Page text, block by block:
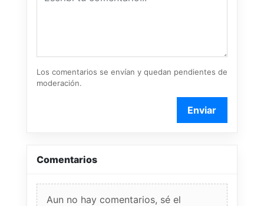
Los comentarios se envían y quedan pendientes de
moderación.
Enviar
Comentarios
Aun no hay comentarios, sé el